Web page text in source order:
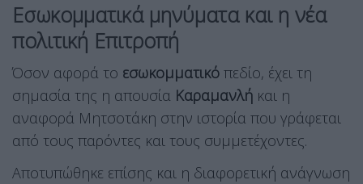
Εσωκομματικά μηνύματα και η νέα
πολιτική Επιτροπή
Όσον αφορά το εσωκομματικό πεδίο, έχει τη
σημασία της η απουσία Καραμανλή και η
αναφορά Μητσοτάκη στην ιστορία που γράφεται
από τους παρόντες και τους συμμετέχοντες.
Αποτυπώθηκε επίσης και η διαφορετική ανάγνωση